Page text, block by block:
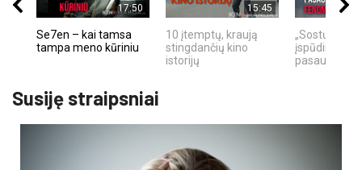
17:50
Se7en – kai tamsa
tampa meno kūriniu
15:45
10 įtemptų, kraują
stingdančių kino
istorijų
„Sostų
įspūdingas
pasaulio
Susiję straipsniai